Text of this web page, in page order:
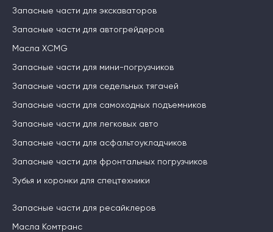
Запасные части для экскаваторов
Запасные части для автогрейдеров
Масла XCMG
Запасные части для мини-погрузчиков
Запасные части для седельных тягачей
Запасные части для самоходных подъемников
Запасные части для легковых авто
Запасные части для асфальтоукладчиков
Запасные части для фронтальных погрузчиков
Зубья и коронки для спецтехники
Запасные части для ресайклеров
Масла Комтранс